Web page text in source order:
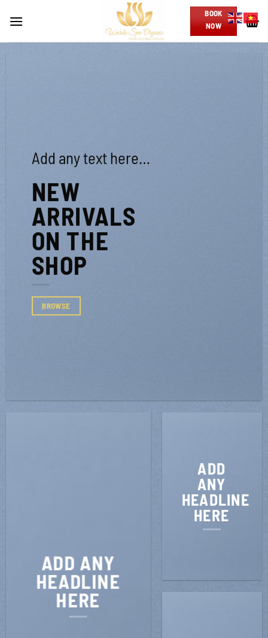
BOOK
NOW
Add any text here…
NEW
ARRIVALS
ON THE
SHOP
BROWSE
ADD ANY
HEADLINE
HERE
ADD
ANY
HEADLINE
HERE